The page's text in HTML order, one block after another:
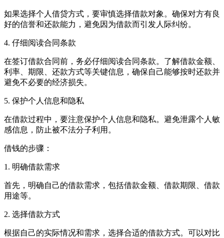
如果选择个人借贷方式，要审慎选择借款对象。确保对方有良
好的信誉和还款能力，避免因为借款而引发人际纠纷。
4. 仔细阅读合同条款
在签订借款合同前，务必仔细阅读合同条款。了解借款金额、
利率、期限、还款方式等关键信息，确保自己能够按时还款并
避免不必要的经济损失。
5. 保护个人信息和隐私
在借款过程中，要注意保护个人信息和隐私。避免泄露个人敏
感信息，防止被不法分子利用。
借钱的步骤：
1. 明确借款需求
首先，明确自己的借款需求，包括借款金额、借款期限、借款
用途等。
2. 选择借款方式
根据自己的实际情况和需求，选择合适的借款方式。可以对比